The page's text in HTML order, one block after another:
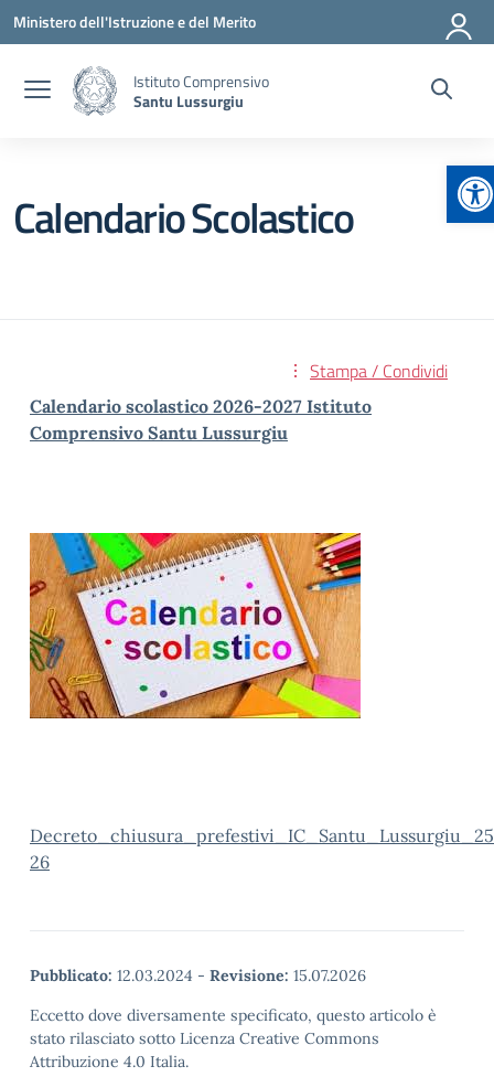
Vai ai contenuti
Vai al menu di navigazione
Vai al footer
Ministero dell'Istruzione e del Merito
Istituto Comprensivo
Santu Lussurgiu
Calendario Scolastico
Stampa / Condividi
Calendario scolastico 2026-2027 Istituto
Comprensivo Santu Lussurgiu
26
Pubblicato: 12.03.2024 - Revisione: 15.07.2026
Eccetto dove diversamente specificato, questo articolo è
stato rilasciato sotto Licenza Creative Commons
Attribuzione 4.0 Italia.